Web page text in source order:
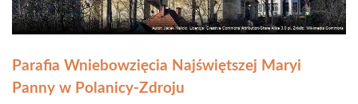
Parafia Wniebowzięcia Najświętszej Maryi
Panny w Polanicy-Zdroju